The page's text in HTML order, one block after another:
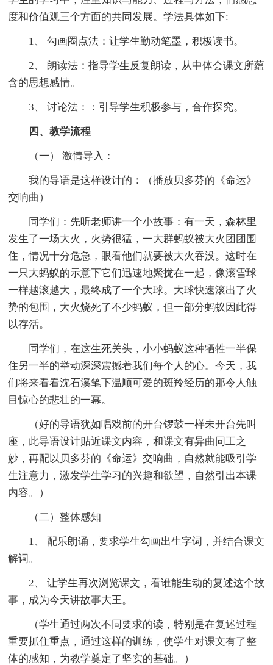
度和价值观三个方面的共同发展。学法具体如下:
1、 勾画圈点法：让学生勤动笔墨，积极读书。
2、 朗读法：指导学生反复朗读，从中体会课文所蕴
含的思想感情。
3、 讨论法：：引导学生积极参与，合作探究。
四、教学流程
（一） 激情导入：
我的导语是这样设计的：（播放贝多芬的《命运》
交响曲）
同学们：先听老师讲一个小故事：有一天，森林里
发生了一场大火，火势很猛，一大群蚂蚁被大火团团围
住，情况十分危急，眼看他们就要被大火吞没。这时在
一只大蚂蚁的示意下它们迅速地聚拢在一起，像滚雪球
一样越滚越大，最终成了一个大球。大球快速滚出了火
势的包围，大火烧死了不少蚂蚁，但一部分蚂蚁因此得
以存活。
同学们，在这生死关头，小小蚂蚁这种牺牲一半保
住另一半的举动深深震撼着我们每个人的心。今天，我
们将来看看沈石溪笔下温顺可爱的斑羚经历的那令人触
目惊心的悲壮的一幕。
（好的导语犹如唱戏前的开台锣鼓一样未开台先叫
座，此导语设计贴近课文内容，和课文有异曲同工之
妙，再配以贝多芬的《命运》交响曲，自然就能吸引学
生注意力，激发学生学习的兴趣和欲望，自然引出本课
内容。）
（二）整体感知
1、 配乐朗诵，要求学生勾画出生字词，并结合课文
解词。
2、 让学生再次浏览课文，看谁能生动的复述这个故
事，成为今天讲故事大王。
（学生通过两次不同要求的读，特别是在复述过程
重要抓住重点，通过这样的训练，使学生对课文有了整
体的感知，为教学奠定了坚实的基础。）